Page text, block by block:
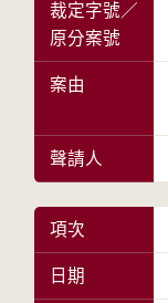
裁定字號／
原分案號
案由
聲請人
項次
日期